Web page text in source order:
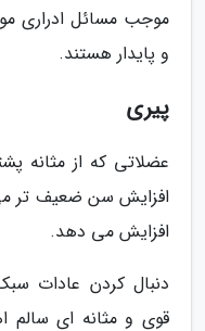
موجب مسائل ادراری
و پایدار هستند.
پیری
عضلاتی که از مثانه
افزایش سن ضعیف تر می
افزایش می دهد.
دنبال کردن عادات
قوی و مثانه ای سالم